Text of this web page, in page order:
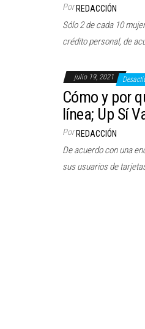
Por REDACCIÓN
Sólo 2 de cada 10
crédito personal, de
julio 19, 2021
Cómo y por
línea; Up Sí
Por REDACCIÓN
De acuerdo con una
sus usuarios de